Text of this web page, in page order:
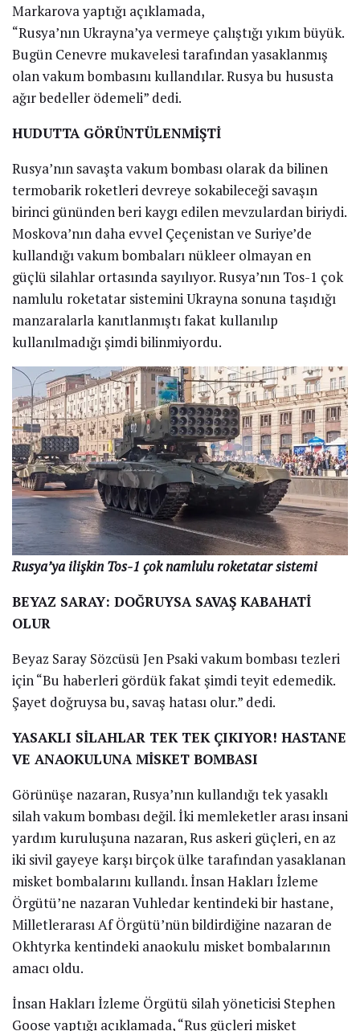
Markarova yaptığı açıklamada,
“Rusya’nın Ukrayna’ya vermeye çalıştığı yıkım büyük.
Bugün Cenevre mukavelesi tarafından yasaklanmış
olan vakum bombasını kullandılar. Rusya bu hususta
ağır bedeller ödemeli” dedi.
HUDUTTA GÖRÜNTÜLENMİŞTİ
Rusya’nın savaşta vakum bombası olarak da bilinen
termobarik roketleri devreye sokabileceği savaşın
birinci gününden beri kaygı edilen mevzulardan biriydi.
Moskova’nın daha evvel Çeçenistan ve Suriye’de
kullandığı vakum bombaları nükleer olmayan en
güçlü silahlar ortasında sayılıyor. Rusya’nın Tos-1 çok
namlulu roketatar sistemini Ukrayna sonuna taşıdığı
manzaralarla kanıtlanmıştı fakat kullanılıp
kullanılmadığı şimdi bilinmiyordu.
Rusya’ya ilişkin Tos-1 çok namlulu roketatar sistemi
BEYAZ SARAY: DOĞRUYSA SAVAŞ KABAHATİ
OLUR
Beyaz Saray Sözcüsü Jen Psaki vakum bombası tezleri
için “Bu haberleri gördük fakat şimdi teyit edemedik.
Şayet doğruysa bu, savaş hatası olur.” dedi.
YASAKLI SİLAHLAR TEK TEK ÇIKIYOR! HASTANE
VE ANAOKULUNA MİSKET BOMBASI
Görünüşe nazaran, Rusya’nın kullandığı tek yasaklı
silah vakum bombası değil. İki memleketler arası insani
yardım kuruluşuna nazaran, Rus askeri güçleri, en az
iki sivil gayeye karşı birçok ülke tarafından yasaklanan
misket bombalarını kullandı. İnsan Hakları İzleme
Örgütü’ne nazaran Vuhledar kentindeki bir hastane,
Milletlerarası Af Örgütü’nün bildirdiğine nazaran de
Okhtyrka kentindeki anaokulu misket bombalarının
amacı oldu.
İnsan Hakları İzleme Örgütü silah yöneticisi Stephen
Goose yaptığı açıklamada, “Rus güçleri misket